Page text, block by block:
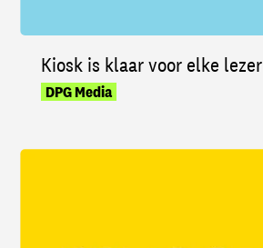
Kiosk is klaar voor elke lezer
DPG Media